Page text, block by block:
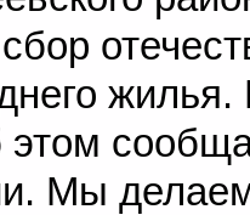
этом
Мы